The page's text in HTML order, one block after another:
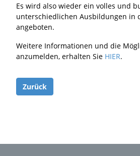
Es wird also wieder ein volles und
unterschiedlichen Ausbildungen in
angeboten.
Weitere Informationen und die
anzumelden, erhalten Sie HIER.
Zurück